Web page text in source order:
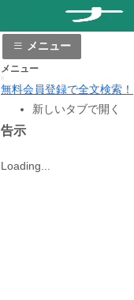
メニュー
メニュー
無料会員登録で全文検索！
新しいタブで開く
告示
Loading...